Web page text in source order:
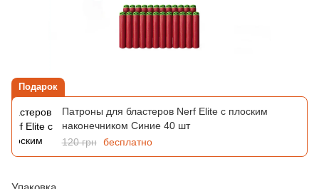
Подарок
Патроны для бластеров Nerf Elite с плоским
наконечником Синие 40 шт
120 грн бесплатно